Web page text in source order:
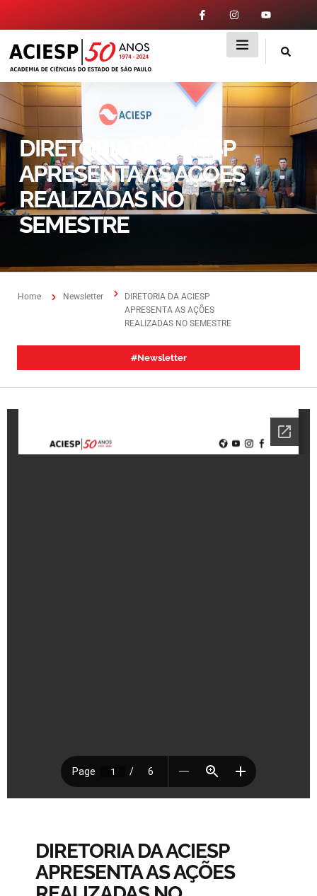
DIRETORIA DA ACIESP
APRESENTA AS AÇÕES
REALIZADAS NO
SEMESTRE
Home Newsletter
DIRETORIA DA ACIESP
APRESENTA AS AÇÕES
REALIZADAS NO SEMESTRE
#newsletter
DIRETORIA DA ACIESP
APRESENTA AS AÇÕES